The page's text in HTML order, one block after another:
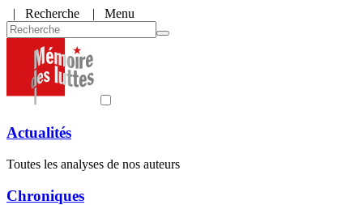
| Recherche | Menu
Actualités
Toutes les analyses de nos auteurs
Chroniques